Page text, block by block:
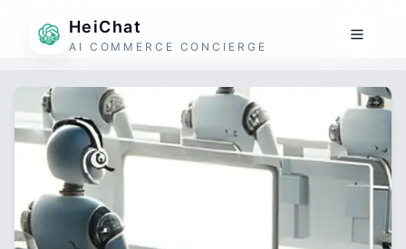
HeiChat
AI COMMERCE CONCIERGE